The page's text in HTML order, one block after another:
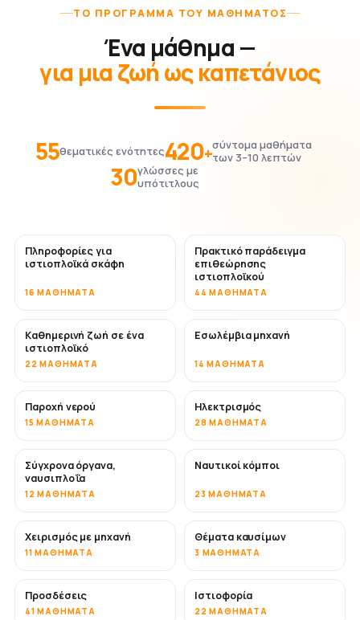
ΤΟ ΠΡΌΓΡΑΜΜΑ ΤΟΥ ΜΑΘΉΜΑΤΟΣ
Ένα μάθημα —
για μια ζωή ως καπετάνιος
55θεματικές ενότητες420+σύντομα μαθήματα
των 3–10 λεπτών
30γλώσσες με
υπότιτλους
Πληροφορίες για
ιστιοπλοϊκά σκάφη
16 ΜΑΘΉΜΑΤΑ
Πρακτικό παράδειγμα
επιθεώρησης
ιστιοπλοϊκού
44 ΜΑΘΉΜΑΤΑ
Καθημερινή ζωή σε ένα
ιστιοπλοϊκό
22 ΜΑΘΉΜΑΤΑ
Εσωλέμβια μηχανή
14 ΜΑΘΉΜΑΤΑ
Παροχή νερού
15 ΜΑΘΉΜΑΤΑ
Ηλεκτρισμός
28 ΜΑΘΉΜΑΤΑ
Σύγχρονα όργανα,
ναυσιπλοΐα
12 ΜΑΘΉΜΑΤΑ
Ναυτικοί κόμποι
23 ΜΑΘΉΜΑΤΑ
Χειρισμός με μηχανή
11 ΜΑΘΉΜΑΤΑ
Θέματα καυσίμων
3 ΜΑΘΉΜΑΤΑ
Προσδέσεις
41 ΜΑΘΉΜΑΤΑ
Ιστιοφορία
22 ΜΑΘΉΜΑΤΑ